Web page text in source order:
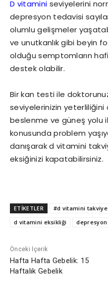
D vitamini seviyelerini
depresyon tedavisi
olumlu gelişmeler
ve unutkanlık gibi beyin
olduğu semptomların
destek olabilir.
Bir kan testi ile
seviyelerinizin yeterliliğini
beslenme ve güneş yolu
konusunda problem
danışarak d vitamini
eksiğinizi kapatabilirsiniz.
ETİKETLER #d vitamini
d vitamini eksikliği
depresyon
Önceki İçerik
Hafta Hafta Gebelik: 15
Haftalık Gebelik